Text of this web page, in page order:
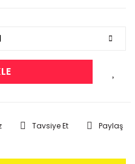
Tavsiye Et Paylaş